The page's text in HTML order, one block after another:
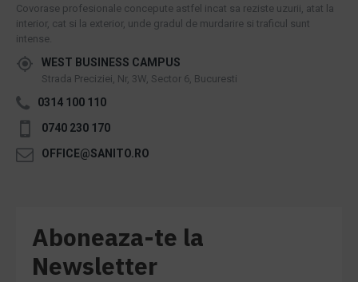
Covorase profesionale concepute astfel incat sa reziste uzurii, atat la
interior, cat si la exterior, unde gradul de murdarire si traficul sunt
intense.
WEST BUSINESS CAMPUS
Strada Preciziei, Nr, 3W, Sector 6, Bucuresti
0314 100 110
0740 230 170
OFFICE@SANITO.RO
Aboneaza-te la
Newsletter